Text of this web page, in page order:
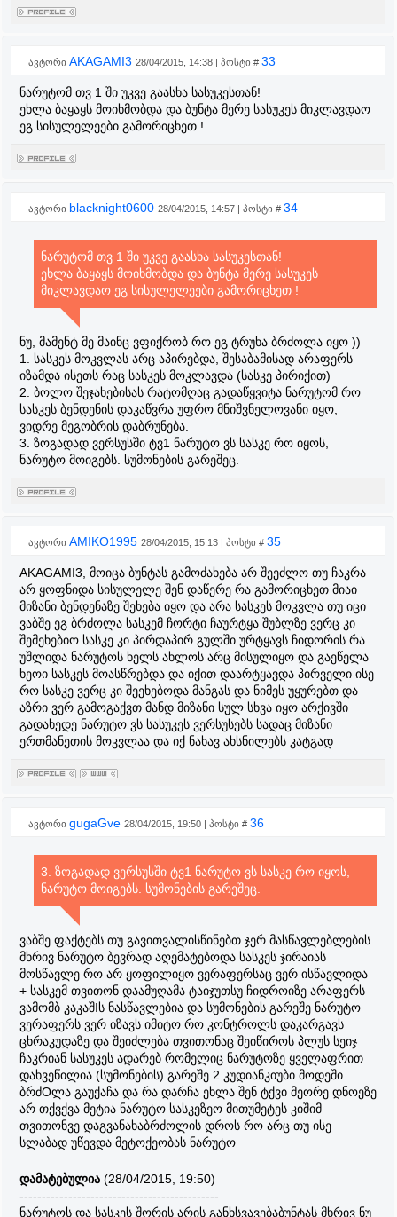
ავტორი AKAGAMI3 28/04/2015, 14:38 | პოსტი # 33
ნარუტომ თვ 1 ში უკვე გაასხა სასუკესთან!
ეხლა ბაყაყს მოიხმობდა და ბუნტა მერე სასუკეს მიკლავდაო
ეგ სისულელეები გამორიცხეთ !
ავტორი blacknight0600 28/04/2015, 14:57 | პოსტი # 34
ნარუტომ თვ 1 ში უკვე გაასხა სასუკესთან!
ეხლა ბაყაყს მოიხმობდა და ბუნტა მერე სასუკეს
მიკლავდაო ეგ სისულელეები გამორიცხეთ !
ნუ, მამენტ მე მაინც ვფიქრობ რო ეგ ტრუხა ბრძოლა იყო ))
1. სასკეს მოკვლას არც აპირებდა, შესაბამისად არაფერს
იზამდა ისეთს რაც სასკეს მოკლავდა (სასკე პირიქით)
2. ბოლო შეჯახებისას რატომღაც გადაწყვიტა ნარუტომ რო
სასკეს ბენდენის დაკაწვრა უფრო მნიშვნელოვანი იყო,
ვიდრე მეგობრის დაბრუნება.
3. ზოგადად ვერსუსში ტვ1 ნარუტო ვს სასკე რო იყოს,
ნარუტო მოიგებს. სუმონების გარეშეც.
ავტორი AMIKO1995 28/04/2015, 15:13 | პოსტი # 35
AKAGAMI3, მოიცა ბუნტას გამოძახება არ შეეძლო თუ ჩაკრა
არ ყოფნიდა სისულელე შენ დაწერე რა გამორიცხეთ მიაი
მიზანი ბენდენაზე შეხება იყო და არა სასკეს მოკვლა თუ იცი
ვაბშე ეგ ბრძოლა სასკემ ჩორტი ჩაურტყა შუბლზე ვერც კი
შემეხებიო სასკე კი პირდაპირ გულში ურტყავს ჩიდორის რა
უშლიდა ნარუტოს ხელს ახლოს არც მისულიყო და გაეწელა
ხეოი სასკეს მოასწრებდა და იქით დაარტყავდა პირველი ისე
რო სასკე ვერც კი შეეხებოდა მანგას და ნიმეს უყურებთ და
აზრი ვერ გამოგაქვთ მანდ მიზანი სულ სხვა იყო არქივში
გადახედე ნარუტო ვს სასუკეს ვერსუსებს სადაც მიზანი
ერთმანეთის მოკვლაა და იქ ნახავ ახსნილებს კატგად
ავტორი gugaGve 28/04/2015, 19:50 | პოსტი # 36
3. ზოგადად ვერსუსში ტვ1 ნარუტო ვს სასკე რო იყოს,
ნარუტო მოიგებს. სუმონების გარეშეც.
ვაბშე ფაქტებს თუ გავითვალისწინებთ ჯერ მასწავლებლების
მხრივ ნარუტო ბევრად აღემატებოდა სასკეს ჯირაიას
მოსწავლე რო არ ყოფილიყო ვერაფერსაც ვერ ისწავლიდა
+ სასკემ თვითონ დაამუღამა ტაიჯუთსუ ჩიდროიზე არაფერს
ვამომბ კაკაშIს ნასწავლებია და სუმონების გარეშე ნარუტო
ვერაფერს ვერ იზავს იმიტო რო კონტროლს დაკარგავს
ცხრაკუდაზე და შეიძლება თვითონაც შეიწიროს პლუს სეიჯ
ჩაკრიან სასუკეს ადარებ რომელიც ნარუტოზე ყველაფრით
დახვეწილია (სუმონების) გარეშე 2 კუდიანკიუბი მოდეში
ბრძOლა გაუქაჩა და რა დარჩა ეხლა შენ ტქვი მეორე დნოეზე
არ თქვქვა მეტია ნარუტო სასკეზეო მითუმეტეს კიშიმ
თვითონვე დაგვანახაბრძოლის დროს რო არც თუ ისე
სლაბად უწევდა მეტოქეობას ნარუტო
დამატებულია (28/04/2015, 19:50)
---------------------------------------------
ნარუტოს და სასკეს შორის არის განხსვავებაბუნტას მხრივ ნუ